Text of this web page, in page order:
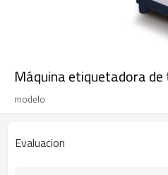
Máquina etiquetadora de
modelo
Evaluacion